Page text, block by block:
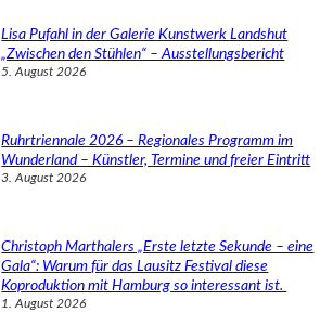
Lisa Pufahl in der Galerie Kunstwerk Landshut
„Zwischen den Stühlen“ – Ausstellungsbericht
5. August 2026
Ruhrtriennale 2026 – Regionales Programm im
Wunderland – Künstler, Termine und freier Eintritt
3. August 2026
Christoph Marthalers „Erste letzte Sekunde – eine
Gala“: Warum für das Lausitz Festival diese
Koproduktion mit Hamburg so interessant ist.
1. August 2026